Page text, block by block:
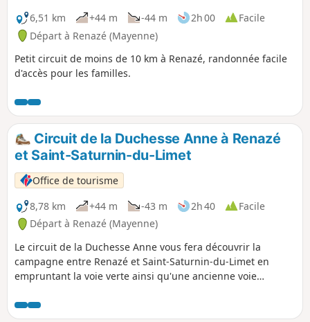
6,51 km +44 m -44 m 2h 00
Facile
Départ à Renazé (Mayenne)
Petit circuit de moins de 10 km à Renazé, randonnée facile
d'accès pour les familles.
Circuit de la Duchesse Anne à Renazé
et Saint-Saturnin-du-Limet
Office de tourisme
8,78 km
+44 m -43 m 2h 40
Facile
Départ à Renazé (Mayenne)
Le circuit de la Duchesse Anne vous fera découvrir la
campagne entre Renazé et Saint-Saturnin-du-Limet en
empruntant la voie verte ainsi qu'une ancienne voie